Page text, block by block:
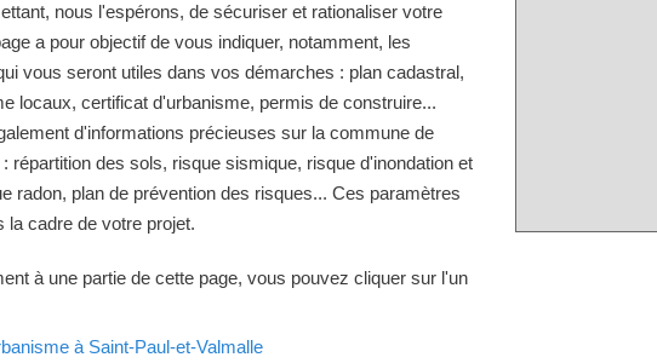
nous l'espérons, de sécuriser et rationaliser votre
a pour objectif de vous indiquer, notamment, les
vous seront utiles dans vos démarches : plan cadastral,
locaux, certificat d'urbanisme, permis de construire...
d'informations précieuses sur la commune de
répartition des sols, risque sismique, risque d'inondation et
radon, plan de prévention des risques... Ces paramètres
la cadre de votre projet.
à une partie de cette page, vous pouvez cliquer sur l'un
à Saint-Paul-et-Valmalle